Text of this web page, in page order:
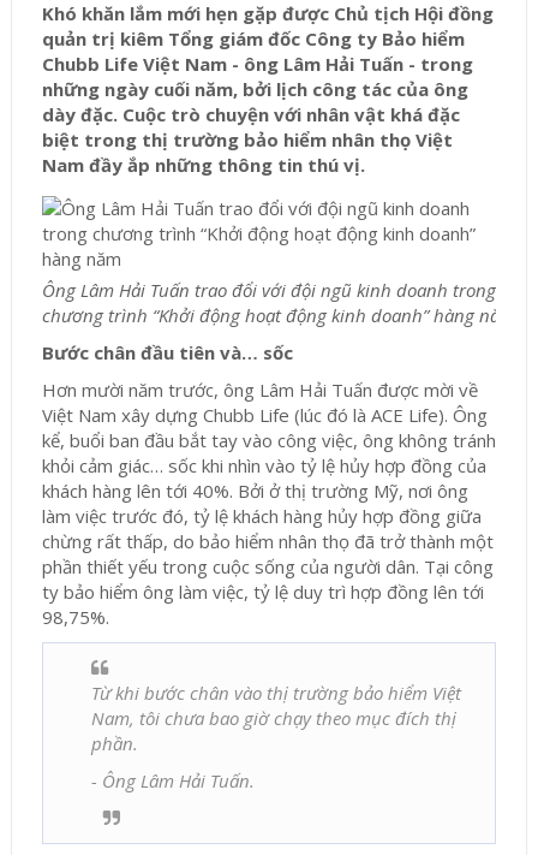
Khó khăn lắm mới hẹn gặp được Chủ tịch Hội đồng
quản trị kiêm Tổng giám đốc Công ty Bảo hiểm
Chubb Life Việt Nam - ông Lâm Hải Tuấn - trong
những ngày cuối năm, bởi lịch công tác của ông
dày đặc. Cuộc trò chuyện với nhân vật khá đặc
biệt trong thị trường bảo hiểm nhân thọ Việt
Nam đầy ắp những thông tin thú vị.
Ông Lâm Hải Tuấn trao đổi với đội ngũ kinh doanh trong
chương trình “Khởi động hoạt động kinh doanh” hàng năm
Bước chân đầu tiên và… sốc
Hơn mười năm trước, ông Lâm Hải Tuấn được mời về
Việt Nam xây dựng Chubb Life (lúc đó là ACE Life). Ông
kể, buổi ban đầu bắt tay vào công việc, ông không tránh
khỏi cảm giác… sốc khi nhìn vào tỷ lệ hủy hợp đồng của
khách hàng lên tới 40%. Bởi ở thị trường Mỹ, nơi ông
làm việc trước đó, tỷ lệ khách hàng hủy hợp đồng giữa
chừng rất thấp, do bảo hiểm nhân thọ đã trở thành một
phần thiết yếu trong cuộc sống của người dân. Tại công
ty bảo hiểm ông làm việc, tỷ lệ duy trì hợp đồng lên tới
98,75%.
Từ khi bước chân vào thị trường bảo hiểm Việt
Nam, tôi chưa bao giờ chạy theo mục đích thị
phần.
- Ông Lâm Hải Tuấn.